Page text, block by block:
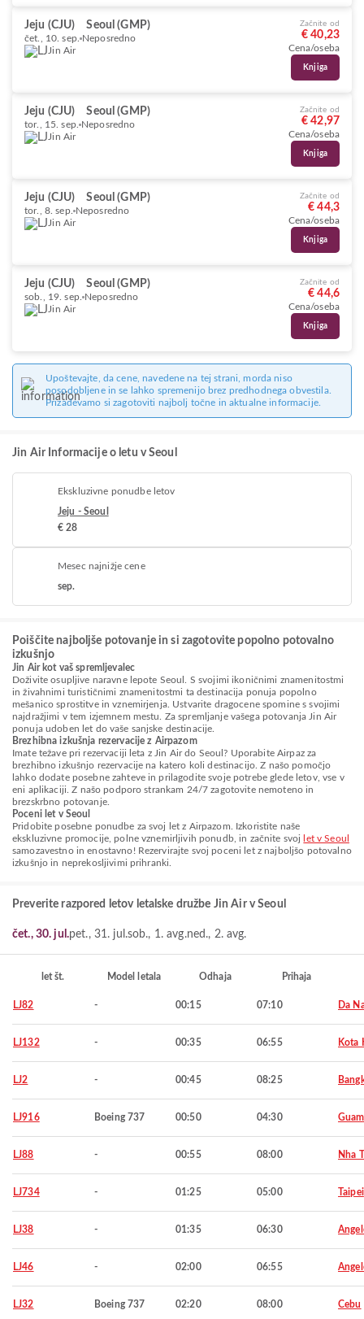
Jeju (CJU) Seoul (GMP)
čet., 10. sep. Neposredno
Jin Air
Začnite od
€ 40,23
Cena/oseba
Knjiga
Jeju (CJU) Seoul (GMP)
tor., 15. sep. Neposredno
Jin Air
Začnite od
€ 42,97
Cena/oseba
Knjiga
Jeju (CJU) Seoul (GMP)
tor., 8. sep. Neposredno
Jin Air
Začnite od
€ 44,3
Cena/oseba
Knjiga
Jeju (CJU) Seoul (GMP)
sob., 19. sep. Neposredno
Jin Air
Začnite od
€ 44,6
Cena/oseba
Knjiga
Upoštevajte, da cene, navedene na tej strani, morda niso
posodobljene in se lahko spremenijo brez predhodnega obvestila.
Prizadevamo si zagotoviti najbolj točne in aktualne informacije.
Jin Air Informacije o letu v Seoul
Ekskluzivne ponudbe letov
Jeju - Seoul
€ 28
Mesec najnižje cene
sep.
Poiščite najboljše potovanje in si zagotovite popolno potovalno
izkušnjo
Jin Air kot vaš spremljevalec
Doživite osupljive naravne lepote Seoul. S svojimi ikoničnimi znamenitostmi
in živahnimi turističnimi znamenitostmi ta destinacija ponuja popolno
mešanico sprostitve in vznemirjenja. Ustvarite dragocene spomine s svojimi
najdražjimi v tem izjemnem mestu. Za spremljanje vašega potovanja Jin Air
ponuja udoben let do vaše sanjske destinacije.
Brezhibna izkušnja rezervacije z Airpazom
Imate težave pri rezervaciji leta z Jin Air do Seoul? Uporabite Airpaz za
brezhibno izkušnjo rezervacije na katero koli destinacijo. Z našo pomočjo
lahko dodate posebne zahteve in prilagodite svoje potrebe glede letov, vse v
eni aplikaciji. Z našo podporo strankam 24/7 zagotovite nemoteno in
brezskrbno potovanje.
Poceni let v Seoul
Pridobite posebne ponudbe za svoj let z Airpazom. Izkoristite naše
ekskluzivne promocije, polne vznemirljivih ponudb, in začnite svoj
let v Seoul
samozavestno in enostavno! Rezervirajte svoj poceni let z najboljšo potovalno
izkušnjo in neprekosljivimi prihranki.
Preverite razpored letov letalske družbe Jin Air v Seoul
čet., 30. jul.pet., 31. jul.sob., 1. avg.ned., 2. avg.
let št. Model letala Odhaja Prihaja
LJ82 - 00:15 07:10 Da
LJ132 - 00:35 06:55 Kota
LJ2 - 00:45 08:25
LJ916 Boeing 737 00:50 04:30 Guam
LJ88 - 00:55 08:00 Nha
LJ734 - 01:25 05:00 Taipei
LJ38 - 01:35 06:30
LJ46 - 02:00 06:55
LJ32 Boeing 737 02:20 08:00 Cebu